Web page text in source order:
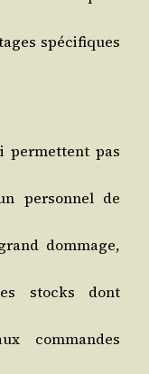
spé­ci­fiques
per­mettent pas
per­son­nel de
dom­mage,
stocks dont
com­mandes